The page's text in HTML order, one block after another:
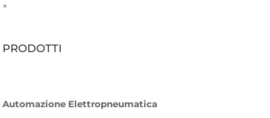
×
PRODOTTI
Automazione Elettropneumatica